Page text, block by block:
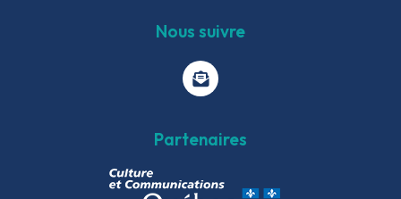
Nous suivre
Partenaires